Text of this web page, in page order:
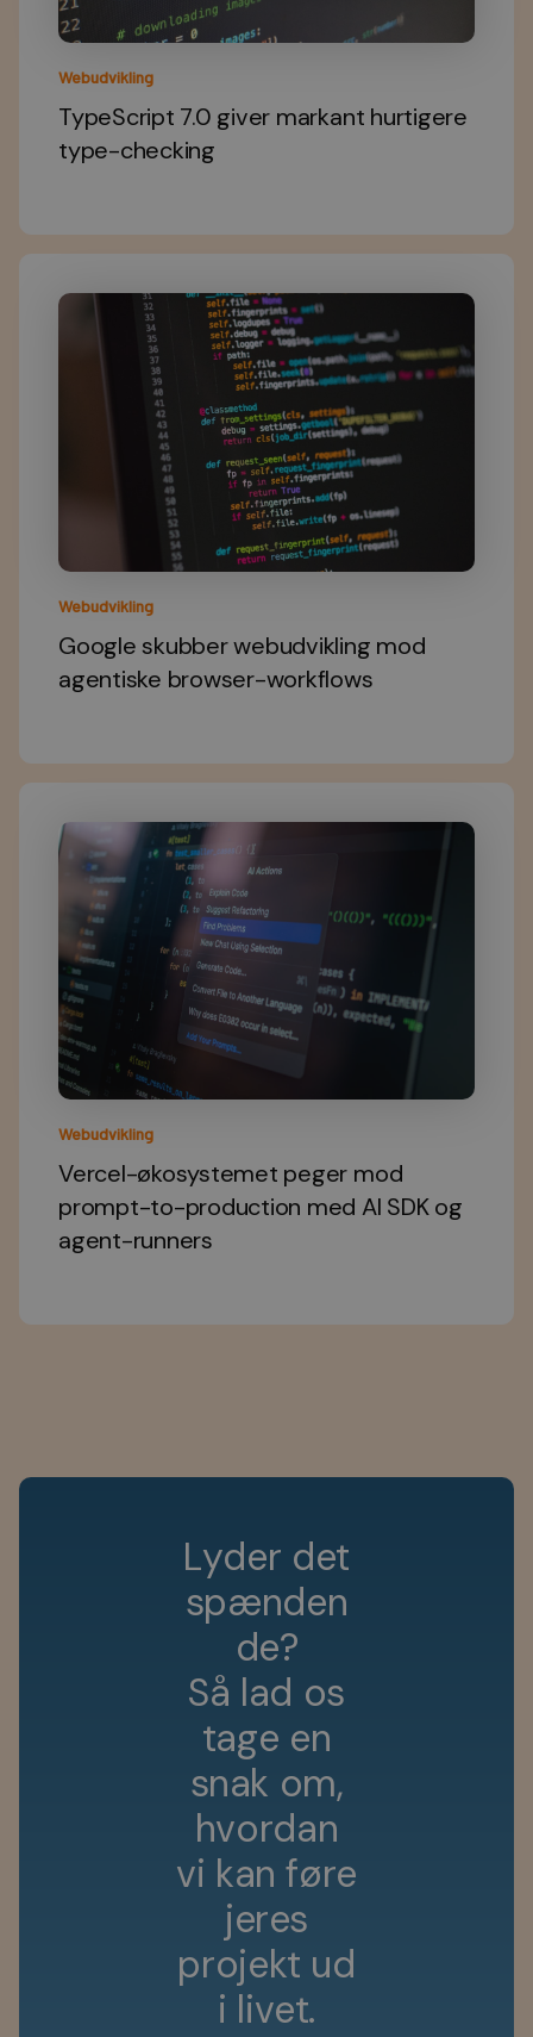
Webudvikling
TypeScript 7.0 giver markant hurtigere
type-checking
Webudvikling
Google skubber webudvikling mod
agentiske browser-workflows
Webudvikling
Vercel-økosystemet peger mod
prompt-to-production med AI SDK og
agent-runners
Lyder det
spænden
de?
Så lad os
tage en
snak om,
hvordan
vi kan føre
jeres
projekt ud
i livet.